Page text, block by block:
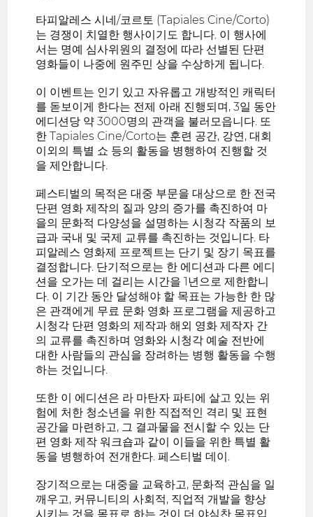
타피알레스 시네/코르토 (Tapiales Cine/Corto)
는 경쟁이 치열한 행사이기도 합니다. 이 행사에
서는 명예 심사위원의 결정에 따라 선별된 단편
영화들이 나중에 원주민 상을 수상하게 됩니다.
이 이벤트는 인기 있고 자유롭고 개방적인 캐릭터
를 돋보이게 한다는 전제 아래 진행되며, 3일 동안
에디션당 약 3000명의 관객을 불러모읍니다. 또
한 Tapiales Cine/Corto는 훈련 공간, 강연, 대회
이외의 특별 쇼 등의 활동을 병행하여 진행할 것
을 제안합니다.
페스티벌의 목적은 대중 부문을 대상으로 한 전국
단편 영화 제작의 질과 양의 증가를 촉진하여 마
을의 문화적 다양성을 설명하는 시청각 작품의 보
급과 국내 및 국제 교류를 촉진하는 것입니다. 타
피알레스 영화제 프로젝트는 단기 및 장기 목표를
결정합니다. 단기적으로는 한 에디션과 다른 에디
션을 오가는 데 걸리는 시간을 1년으로 제한합니
다. 이 기간 동안 달성해야 할 목표는 가능한 한 많
은 관객에게 무료 문화 영화 프로그램을 제공하고
시청각 단편 영화의 제작과 해외 영화 제작자 간
의 교류를 촉진하며 영화와 시청각 예술 전반에
대한 사람들의 관심을 장려하는 병행 활동을 수행
하는 것입니다.
또한 이 에디션은 라 마탄자 파티에 살고 있는 위
험에 처한 청소년을 위한 직접적인 격리 및 표현
공간을 마련하고, 그 결과물을 전시할 수 있는 단
편 영화 제작 워크숍과 같이 이들을 위한 특별 활
동을 병행하여 전개한다. 페스티벌 데이.
장기적으로는 대중을 교육하고, 문화적 관심을 일
깨우고, 커뮤니티의 사회적, 직업적 개발을 향상
시키는 것을 목표로 하는 것이 더 야심찬 목표입